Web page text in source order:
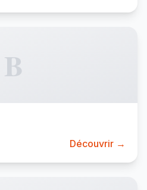
B
Découvrir →